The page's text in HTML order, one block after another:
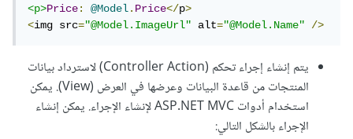
<p>Price: @Model.Price</p>
<img src="@Model.ImageUrl" alt="@Model.Name" />
يتم إنشاء إجراء تحكم (Controller Action) لاسترداد بيانات
المنتجات من قاعدة البيانات وعرضها في العرض (View). يمكن
استخدام أدوات ASP.NET MVC لإنشاء الإجراء. يمكن إنشاء
الإجراء بالشكل التالي: